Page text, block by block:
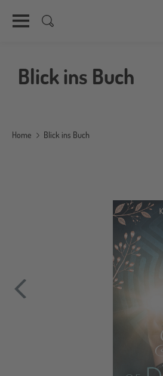
Blick ins Buch
Home Blick ins Buch